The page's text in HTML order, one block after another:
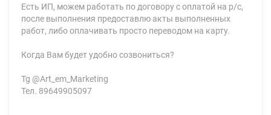
Есть ИП, можем работать по договору с оплатой на р/с,
после выполнения предоставлю акты выполненных
работ, либо оплачивать просто переводом на карту.
Когда Вам будет удобно созвониться?
Tg @Art_em_Marketing
Тел. 89649905097